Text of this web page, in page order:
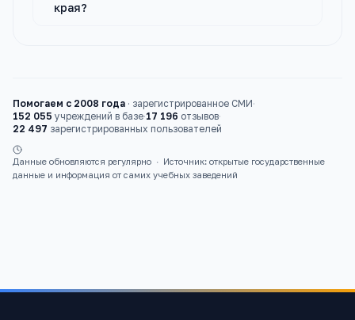
края?
Помогаем с 2008 года · зарегистрированное СМИ·
152 055 учреждений в базе·17 196 отзывов·
22 497 зарегистрированных пользователей
Данные обновляются регулярно ·
Источник: открытые государственные
данные и информация от самих учебных заведений